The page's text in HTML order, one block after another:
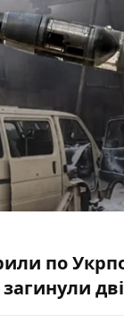
по